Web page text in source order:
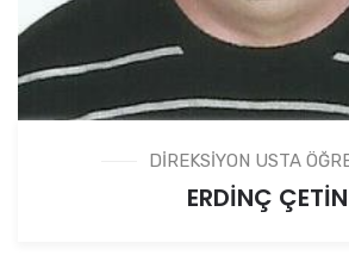
DİREKSİYON USTA
ERDİNÇ ÇETİN